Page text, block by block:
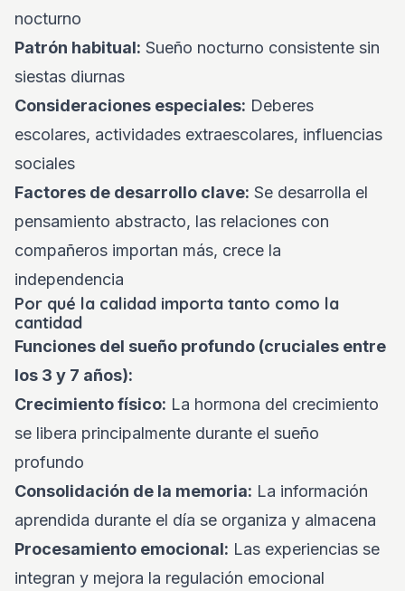
nocturno
Patrón habitual: Sueño nocturno consistente sin
siestas diurnas
Consideraciones especiales: Deberes
escolares, actividades extraescolares, influencias
sociales
Factores de desarrollo clave: Se desarrolla el
pensamiento abstracto, las relaciones con
compañeros importan más, crece la
independencia
Por qué la calidad importa tanto como la
cantidad
Funciones del sueño profundo (cruciales entre
los 3 y 7 años):
Crecimiento físico: La hormona del crecimiento
se libera principalmente durante el sueño
profundo
Consolidación de la memoria: La información
aprendida durante el día se organiza y almacena
Procesamiento emocional: Las experiencias se
integran y mejora la regulación emocional